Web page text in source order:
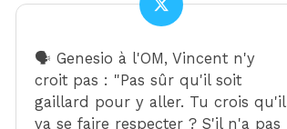
🗣️ Genesio à l'OM, Vincent n'y
croit pas : "Pas sûr qu'il soit
gaillard pour y aller. Tu crois qu'il
va se faire respecter ? S'il n'a pas